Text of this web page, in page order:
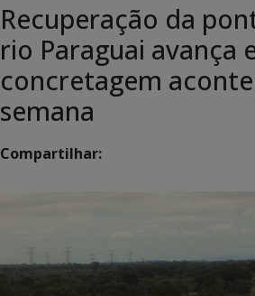
Recuperação da
rio Paraguai avança
concretagem
semana
Compartilhar: